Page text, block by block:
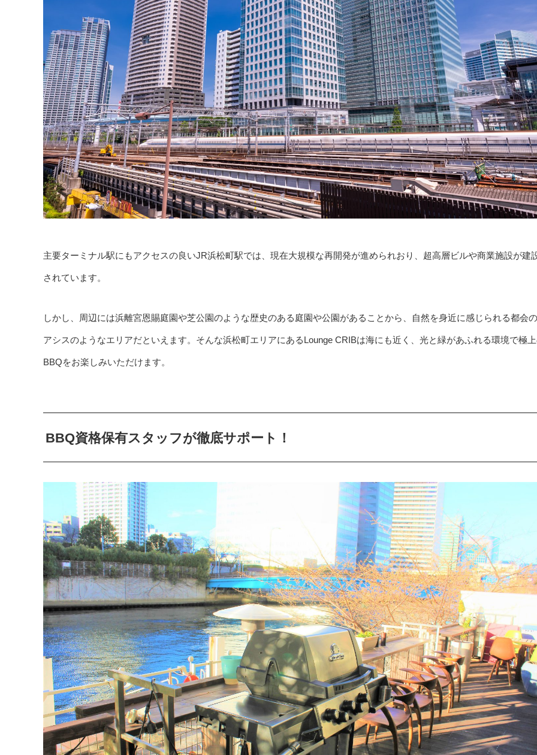
主要ターミナル駅にもアクセスの良いJR浜松町駅では、現在大規模な再開発が進められおり、超高層ビルや商業施設が建
されています。
しかし、周辺には浜離宮恩賜庭園や芝公園のような歴史のある庭園や公園があることから、自然を身近に感じられる都会
アシスのようなエリアだといえます。そんな浜松町エリアにあるLounge CRIBは海にも近く、光と緑があふれる環境で極
BBQをお楽しみいただけます。
BBQ資格保有スタッフが徹底サポート！